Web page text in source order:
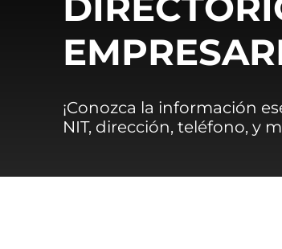
¡Conozca la información
NIT, dirección, teléfono, y